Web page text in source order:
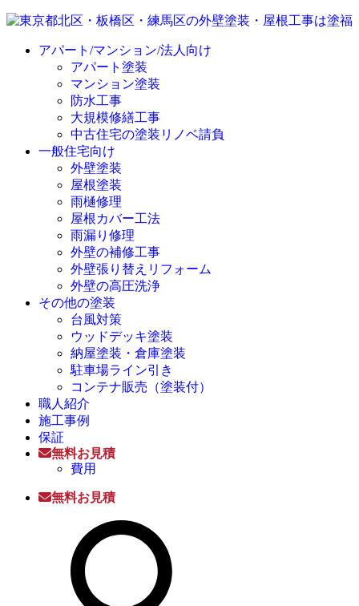
アパート/マンション/法人向け
アパート塗装
マンション塗装
防水工事
大規模修繕工事
中古住宅の塗装リノベ請負
一般住宅向け
外壁塗装
屋根塗装
雨樋修理
屋根カバー工法
雨漏り修理
外壁の補修工事
外壁張り替えリフォーム
外壁の高圧洗浄
その他の塗装
台風対策
ウッドデッキ塗装
納屋塗装・倉庫塗装
駐車場ライン引き
コンテナ販売（塗装付）
職人紹介
施工事例
保証
無料お見積
費用
無料お見積